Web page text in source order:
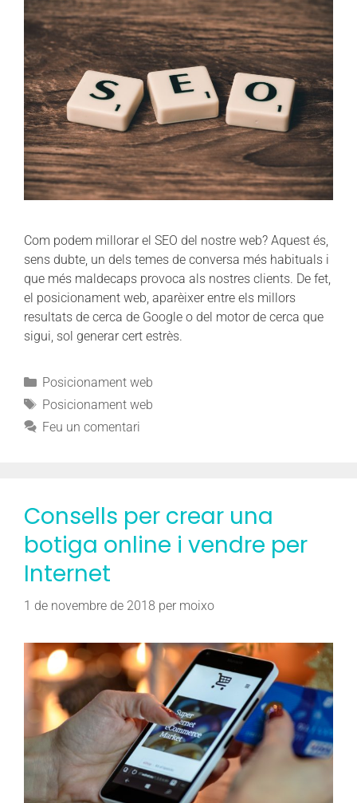
Com podem millorar el SEO del nostre web? Aquest és,
sens dubte, un dels temes de conversa més habituals i
que més maldecaps provoca als nostres clients. De fet,
el posicionament web, aparèixer entre els millors
resultats de cerca de Google o del motor de cerca que
sigui, sol generar cert estrès.
Posicionament web
Posicionament web
Feu un comentari
Consells per crear una
botiga online i vendre per
Internet
1 de novembre de 2018 per moixo